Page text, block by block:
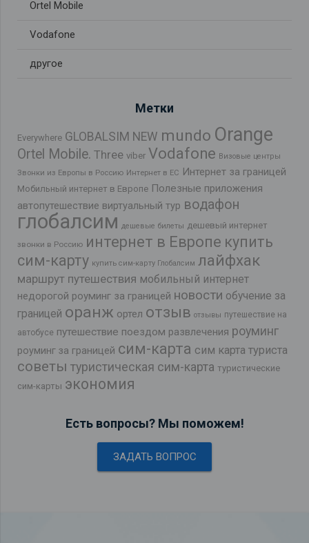
Ortel Mobile
Vodafone
другое
Метки
Everywhere GLOBALSIM NEW mundo Orange
Ortel Mobile. Three viber Vodafone Визовые центры
Звонки из Европы в Россию Интернет в ЕС Интернет за границей
Мобильный интернет в Европе Полезные приложения
автопутешествие виртуальный тур водафон
глобалсим дешевые билеты дешевый интернет
звонки в Россию интернет в Европе купить
сим-карту купить сим-карту Глобалсим лайфхак
маршрут путешествия мобильный интернет
недорогой роуминг за границей новости обучение за
границей оранж ортел отзыв отзывы путешествие на
автобусе путешествие поездом развлечения роуминг
роуминг за границей сим-карта сим карта туриста
советы туристическая сим-карта туристические
сим-карты экономия
Есть вопросы? Мы поможем!
ЗАДАТЬ ВОПРОС